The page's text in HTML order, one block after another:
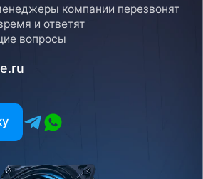
компании перезвонят
и ответят
вопросы